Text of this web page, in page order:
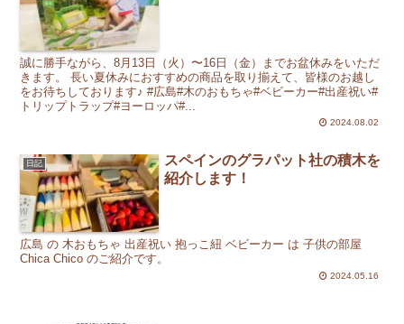
誠に勝手ながら、8月13日（火）〜16日（金）までお盆休みをいただ
きます。 長い夏休みにおすすめの商品を取り揃えて、皆様のお越し
をお待ちしております♪ #広島#木のおもちゃ#ベビーカー#出産祝い#
トリップトラップ#ヨーロッパ#...
2024.08.02
日記
スペインのグラパット社の積木を
紹介します！
広島 の 木おもちゃ 出産祝い 抱っこ紐 ベビーカー は 子供の部屋
Chica Chico のご紹介です。
2024.05.16